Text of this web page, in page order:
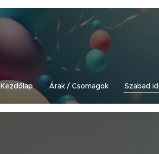
Kezdőlap Árak / Csomagok Szabad